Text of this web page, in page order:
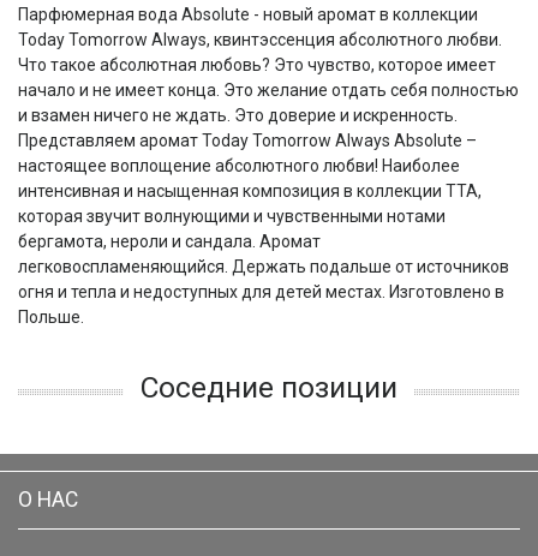
Парфюмерная вода Absolute - новый аромат в коллекции
Today Tomorrow Always, квинтэссенция абсолютного любви.
Что такое абсолютная любовь? Это чувство, которое имеет
начало и не имеет конца. Это желание отдать себя полностью
и взамен ничего не ждать. Это доверие и искренность.
Представляем аромат Today Tomorrow Always Absolute –
настоящее воплощение абсолютного любви! Наиболее
интенсивная и насыщенная композиция в коллекции TTA,
которая звучит волнующими и чувственными нотами
бергамота, нероли и сандала. Аромат
легковоспламеняющийся. Держать подальше от источников
огня и тепла и недоступных для детей местах. Изготовлено в
Польше.
Соседние позиции
О НАС